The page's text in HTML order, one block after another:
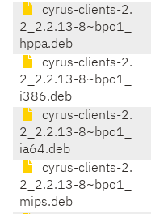
cyrus-clients-2.
2_2.2.13-8~bpo1_
hppa.deb
cyrus-clients-2.
2_2.2.13-8~bpo1_
i386.deb
cyrus-clients-2.
2_2.2.13-8~bpo1_
ia64.deb
cyrus-clients-2.
2_2.2.13-8~bpo1_
mips.deb